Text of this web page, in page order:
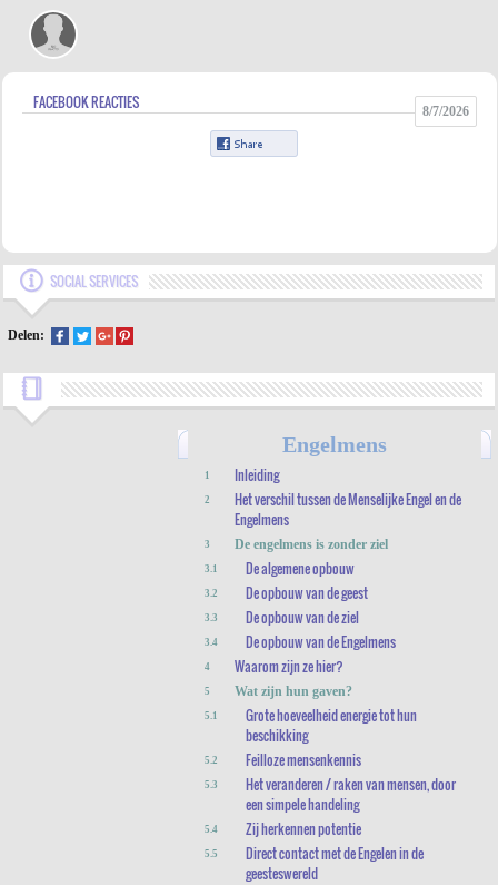
FACEBOOK REACTIES 8/7/2026
SOCIAL SERVICES
Delen:
Engelmens
1 Inleiding
2
Het verschil tussen de Menselijke Engel en de
Engelmens
3 De engelmens is zonder ziel
3.1 De algemene opbouw
3.2 De opbouw van de geest
3.3 De opbouw van de ziel
3.4 De opbouw van de Engelmens
4 Waarom zijn ze hier?
5 Wat zijn hun gaven?
5.1
Grote hoeveelheid energie tot hun
beschikking
5.2 Feilloze mensenkennis
5.3
Het veranderen / raken van mensen, door
een simpele handeling
5.4 Zij herkennen potentie
5.5
Direct contact met de Engelen in de
geesteswereld